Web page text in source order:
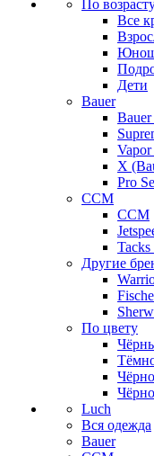
По
Все
Дети
Bauer
Bauer
X
Pro
CCM
CCM
Другие
По цвету
Luch
Вся одежда
Bauer